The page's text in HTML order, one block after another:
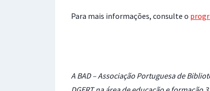
Para mais informações, consulte o
A BAD – Associação Portuguesa de